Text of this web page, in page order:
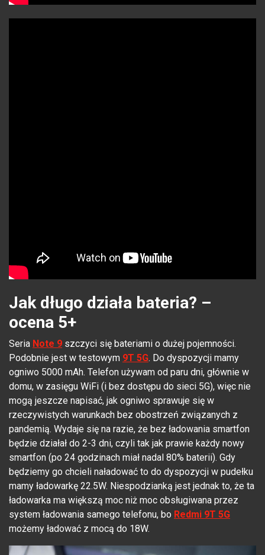
Jak długo działa bateria? –
ocena 5+
Seria Note 9 szczyci się bateriami o dużej pojemności.
Podobnie jest w testowym 9T 5G. Do dyspozycji mamy
ogniwo 5000 mAh. Telefon używam od paru dni, głównie w
domu, w zasięgu WiFi (i bez dostępu do sieci 5G), więc nie
mogą jeszcze napisać, jak ogniwo sprawuje się w
rzeczywistych warunkach bez obostrzeń związanych z
pandemią. Wydaje się na razie, że bez ładowania smartfon
będzie działał do 2-3 dni, czyli tak jak prawie każdy nowy
smartfon (po 24 godzinach miał nadal 80% baterii). Gdy
będziemy go chcieli naładować to do dyspozycji w pudełku
mamy ładowarkę 22.5W. Niespodzianką jest jednak to, że ta
ładowarka ma większą moc niż moc obsługiwana przez
system ładowania samego telefonu, bo Redmi 9T 5G
możemy ładować z mocą do 18W.